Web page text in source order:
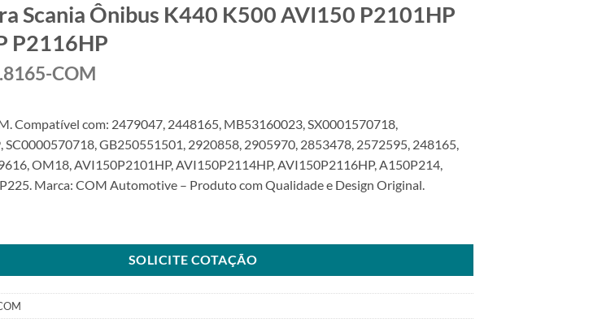
Scania Ônibus K440 K500 AVI150 P2101HP
P2116HP
COM
Compatível com: 2479047, 2448165, MB53160023, SX0001570718,
SC0000570718, GB250551501, 2920858, 2905970, 2853478, 2572595, 248165,
OM18, AVI150P2101HP, AVI150P2114HP, AVI150P2116HP, A150P214,
Marca: COM Automotive – Produto com Qualidade e Design Original.
SOLICITE COTAÇÃO